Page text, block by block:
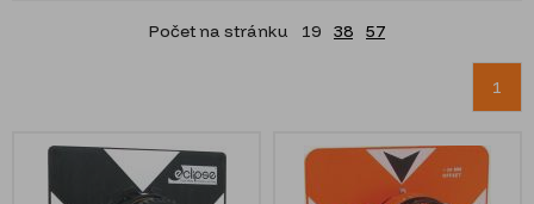
Počet na stránku 19 38 57
1